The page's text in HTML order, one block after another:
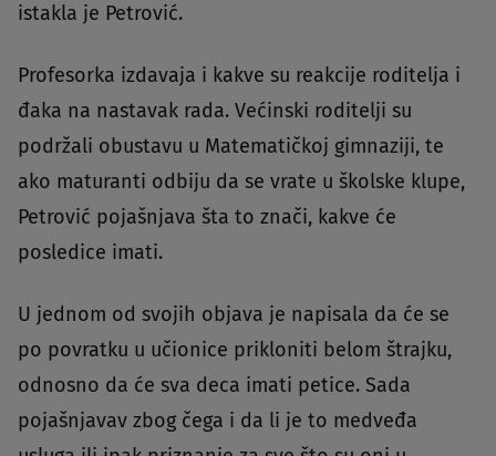
istakla je Petrović.
Profesorka izdavaja i kakve su reakcije roditelja i
đaka na nastavak rada. Većinski roditelji su
podržali obustavu u Matematičkoj gimnaziji, te
ako maturanti odbiju da se vrate u školske klupe,
Petrović pojašnjava šta to znači, kakve će
posledice imati.
U jednom od svojih objava je napisala da će se
po povratku u učionice prikloniti belom štrajku,
odnosno da će sva deca imati petice. Sada
pojašnjavav zbog čega i da li je to medveđa